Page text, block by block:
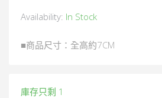
Availability: In Stock
■商品尺寸：全高約7CM
庫存只剩 1